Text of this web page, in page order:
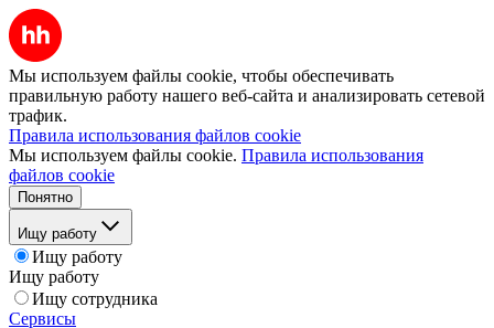
Мы используем файлы cookie, чтобы обеспечивать
правильную работу нашего веб-сайта и анализировать сетевой
трафик.
Правила использования файлов cookie
Мы используем файлы cookie. Правила использования
файлов cookie
Понятно
Ищу работу
Ищу работу
Ищу работу
Ищу сотрудника
Сервисы